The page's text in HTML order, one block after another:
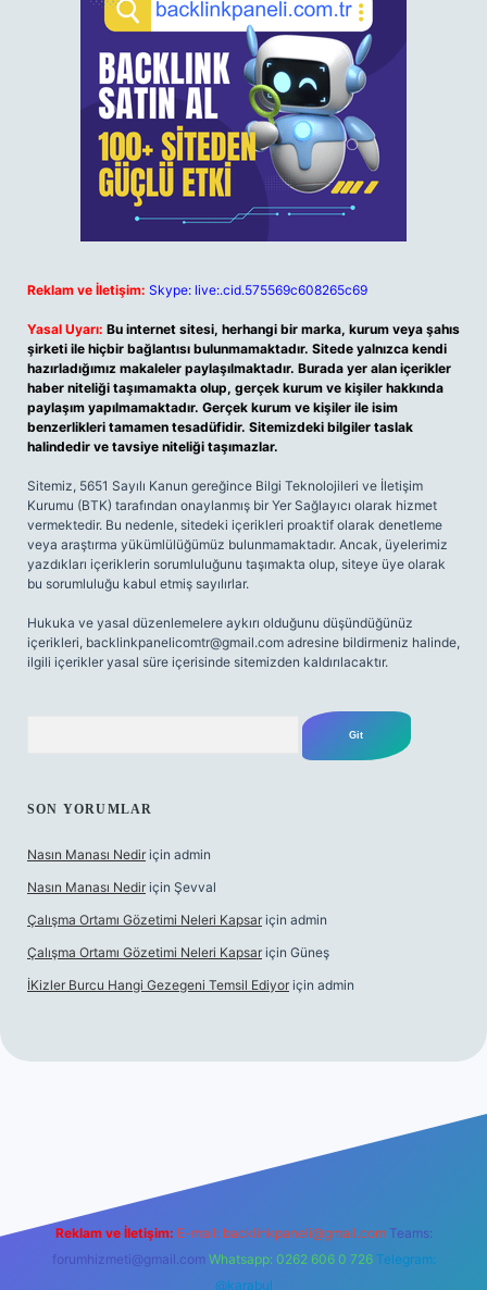
Reklam ve İletişim: Skype: live:.cid.575569c608265c69
Yasal Uyarı: Bu internet sitesi, herhangi bir marka, kurum veya şahıs
şirketi ile hiçbir bağlantısı bulunmamaktadır. Sitede yalnızca kendi
hazırladığımız makaleler paylaşılmaktadır. Burada yer alan içerikler
haber niteliği taşımamakta olup, gerçek kurum ve kişiler hakkında
paylaşım yapılmamaktadır. Gerçek kurum ve kişiler ile isim
benzerlikleri tamamen tesadüfidir. Sitemizdeki bilgiler taslak
halindedir ve tavsiye niteliği taşımazlar.
Sitemiz, 5651 Sayılı Kanun gereğince Bilgi Teknolojileri ve İletişim
Kurumu (BTK) tarafından onaylanmış bir Yer Sağlayıcı olarak hizmet
vermektedir. Bu nedenle, sitedeki içerikleri proaktif olarak denetleme
veya araştırma yükümlülüğümüz bulunmamaktadır. Ancak, üyelerimiz
yazdıkları içeriklerin sorumluluğunu taşımakta olup, siteye üye olarak
bu sorumluluğu kabul etmiş sayılırlar.
Hukuka ve yasal düzenlemelere aykırı olduğunu düşündüğünüz
içerikleri, backlinkpanelicomtr@gmail.com adresine bildirmeniz halinde,
ilgili içerikler yasal süre içerisinde sitemizden kaldırılacaktır.
SON YORUMLAR
Nasın Manası Nedir için admin
Nasın Manası Nedir için Şevval
Çalışma Ortamı Gözetimi Neleri Kapsar için admin
Çalışma Ortamı Gözetimi Neleri Kapsar için Güneş
İKizler Burcu Hangi Gezegeni Temsil Ediyor için admin
Reklam ve İletişim: E-mail: backlinkpaneli@gmail.com Teams:
forumhizmeti@gmail.com Whatsapp: 0262 606 0 726 Telegram:
@karabul